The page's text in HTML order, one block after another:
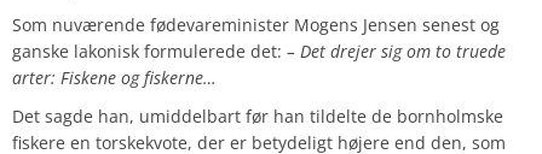
Som nuværende fødevareminister Mogens Jensen senest og
ganske lakonisk formulerede det: – Det drejer sig om to truede
arter: Fiskene og fiskerne…
Det sagde han, umiddelbart før han tildelte de bornholmske
fiskere en torskekvote, der er betydeligt højere end den, som